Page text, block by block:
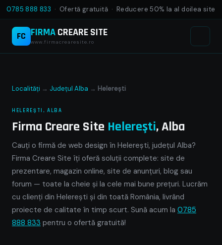
0785 888 833 · Ofertă gratuită · Reducere 50% la al doilea site
FC FIRMACREARE SITE
www.firmacrearesite.ro
Localități → Județul Alba → Helereşti
HELEREŞTI, ALBA
Firma Creare Site Helereşti, Alba
Cauți o firmă de web design în Helereşti, județul Alba?
Firma Creare Site îți oferă soluții complete: site de
prezentare, magazin online, site de anunțuri, blog sau
forum — toate la cheie și la cele mai bune prețuri. Lucrăm
cu clienți din Helereşti și din toată România, livrând
proiecte de calitate în timp scurt. Sună acum la 0785
888 833 pentru o ofertă gratuită!